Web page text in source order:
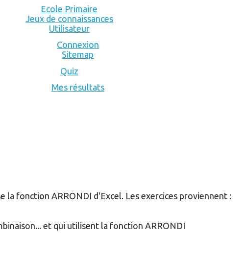
Ecole Primaire
Jeux de connaissances
Utilisateur
Connexion
Sitemap
Quiz
Mes résultats
la fonction ARRONDI d'Excel. Les exercices proviennent :
et qui utilisent la fonction ARRONDI